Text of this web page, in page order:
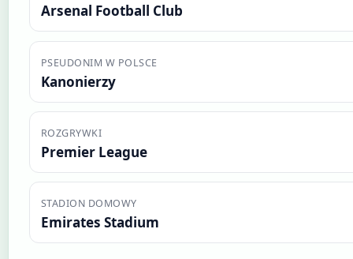
Arsenal Football Club
PSEUDONIM W POLSCE
Kanonierzy
ROZGRYWKI
Premier League
STADION DOMOWY
Emirates Stadium